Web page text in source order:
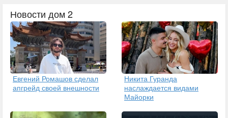
Новости дом 2
Евгений Ромашов сделал
апгрейд своей внешности
Никита Гуранда
наслаждается видами
Майорки